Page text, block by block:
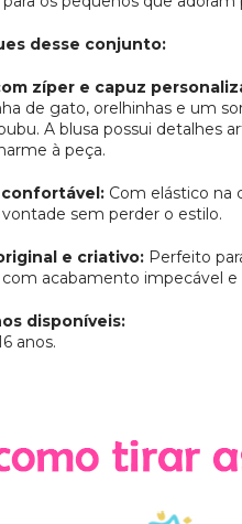
desse conjunto:
zíper e capuz
de gato, orelhinhas e um
A blusa possui detalhes
à peça.
Com elástico na
sem perder o estilo.
e criativo: Perfeito
acabamento impecável
disponíveis:
anos.